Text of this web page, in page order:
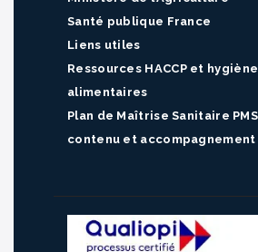
Santé publique France
Liens utiles
Ressources HACCP et hygiène
alimentaires
Plan de Maîtrise Sanitaire
contenu et accompagnement